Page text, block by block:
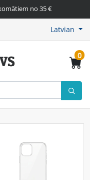
no 35 €
Latvian
0